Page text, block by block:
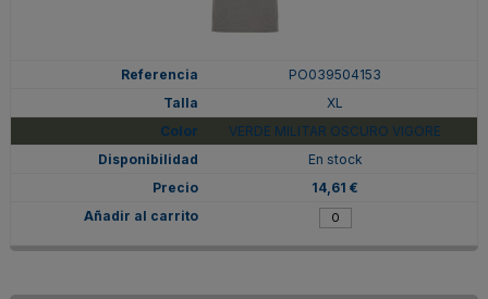
PO039504153
XL
VERDE MILITAR OSCURO VIGORE
En stock
14,61 €